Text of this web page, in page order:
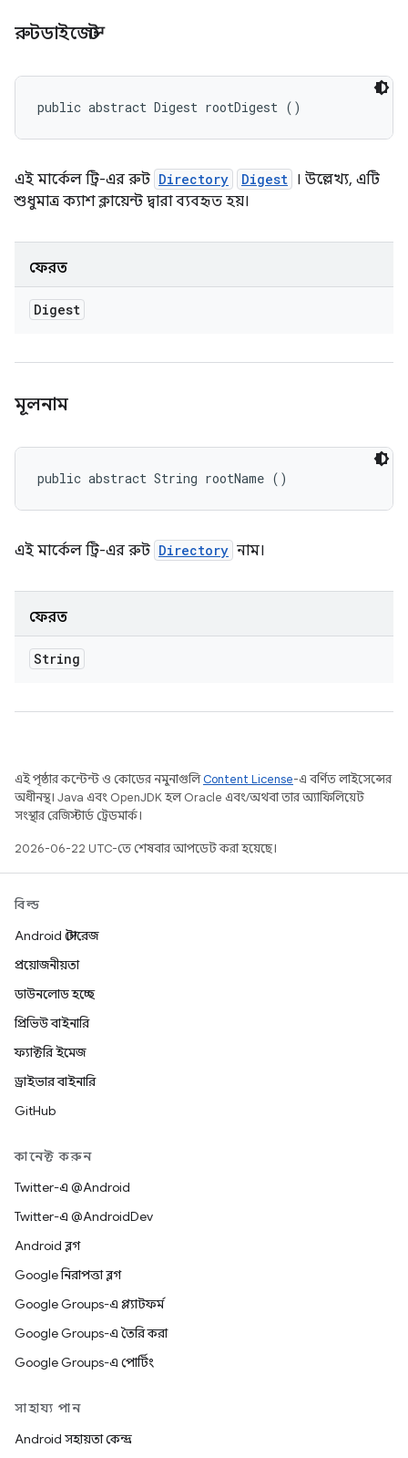
রুটডাইজেস্ট
public abstract Digest rootDigest ()
এই মার্কেল ট্রি-এর রুট Directory Digest । উল্লেখ্য, এটি
শুধুমাত্র ক্যাশ ক্লায়েন্ট দ্বারা ব্যবহৃত হয়।
ফেরত
Digest
মূলনাম
public abstract String rootName ()
এই মার্কেল ট্রি-এর রুট Directory নাম।
ফেরত
String
এই পৃষ্ঠার কন্টেন্ট ও কোডের নমুনাগুলিContent License-এ বর্ণিত লাইসেন্সের
অধীনস্থ। Java এবং OpenJDK হল Oracle এবং/অথবা তার অ্যাফিলিয়েট
সংস্থার রেজিস্টার্ড ট্রেডমার্ক।
2026-06-22 UTC-তে শেষবার আপডেট করা হয়েছে।
বিল্ড
Android স্টোরেজ
প্রয়োজনীয়তা
ডাউনলোড হচ্ছে
প্রিভিউ বাইনারি
ফ্যাক্টরি ইমেজ
ড্রাইভার বাইনারি
GitHub
কানেক্ট করুন
Twitter-এ @Android
Twitter-এ @AndroidDev
Android ব্লগ
Google নিরাপত্তা ব্লগ
Google Groups-এ প্ল্যাটফর্ম
Google Groups-এ তৈরি করা
Google Groups-এ পোর্টিং
সাহায্য পান
Android সহায়তা কেন্দ্র